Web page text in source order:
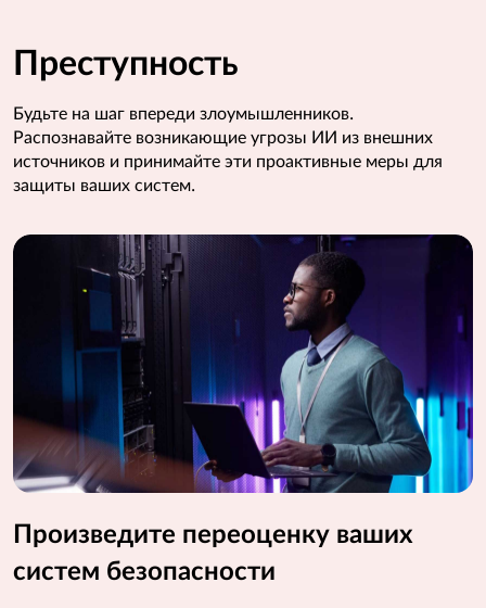
Преступность
Будьте на шаг впереди злоумышленников.
Распознавайте возникающие угрозы ИИ из внешних
источников и принимайте эти проактивные меры для
защиты ваших систем.
Произведите переоценку ваших
систем безопасности